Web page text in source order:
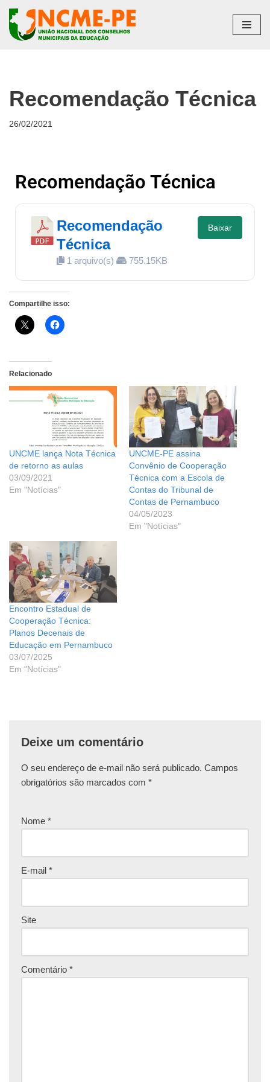
Pular
Recomendação Técnica
26/02/2021
Recomendação Técnica
Recomendação
Técnica
1 arquivo(s) 755.15KB
Baixar
Compartilhe isso:
Relacionado
UNCME lança Nota Técnica
de retorno as aulas
03/09/2021
Em "Notícias"
UNCME-PE assina
Convênio de Cooperação
Técnica com a Escola de
Contas do Tribunal de
Contas de Pernambuco
04/05/2023
Em "Notícias"
Encontro Estadual de
Cooperação Técnica:
Planos Decenais de
Educação em Pernambuco
03/07/2025
Em "Notícias"
Deixe um comentário
O seu endereço de e-mail não será publicado. Campos
obrigatórios são marcados com *
Nome *
E-mail *
Site
Comentário *